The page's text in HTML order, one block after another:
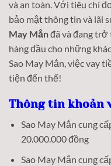
và an toàn. Với tiêu chí
bảo mật thông tin và lãi
May Mắnđã và đang
hàng đầu cho những
Sao May Mắn, việc vay
tiện đến thế!
Thông tin khoản
Sao May Mắn cung
20.000.000 đồng
Sao May Mắn cung